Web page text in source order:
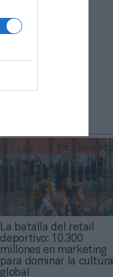
La batalla del retail
deportivo: 10.300
millones en marketing
para dominar la cultura
global